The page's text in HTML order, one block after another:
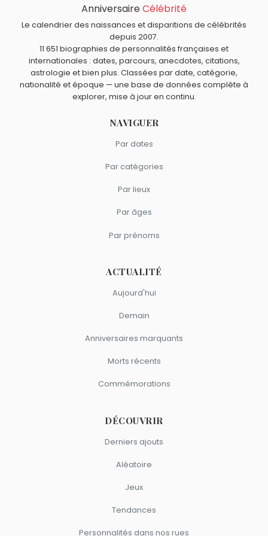
Sophie Dudemaine,Jean-François Piège
Massimo BotturaetMauro Colagrecosont du signe
AnniversaireCélébrité
Le calendrier des naissances et disparitions de célébrités
depuis 2007.
11 651 biographies de personnalités françaises et
internationales : dates, parcours, anecdotes, citations,
astrologie et bien plus. Classées par date, catégorie,
nationalité et époque — une base de données complète à
explorer, mise à jour en continu.
NAVIGUER
Par dates
Par catégories
Par lieux
Par âges
Par prénoms
ACTUALITÉ
Aujourd'hui
Demain
Anniversaires marquants
Morts récents
Commémorations
DÉCOUVRIR
Derniers ajouts
Aléatoire
Jeux
Tendances
Personnalités dans nos rues